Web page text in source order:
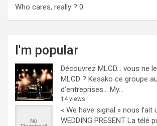
Who cares, really ? 0
I'm popular
Découvrez MLCD… vous ne
MLCD ? Kesako ce groupe
d’entreprises… My...
14 views
« We have signal » nous fait
WEDDING PRESENT La télé